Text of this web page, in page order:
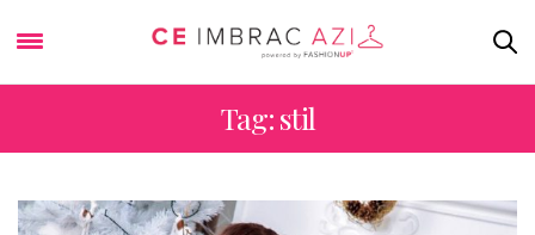
Tag: stil